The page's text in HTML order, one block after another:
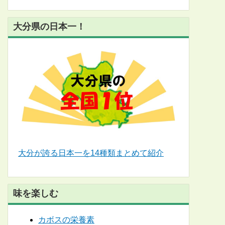
大分県の日本一！
大分が誇る日本一を14種類まとめて紹介
味を楽しむ
カボスの栄養素